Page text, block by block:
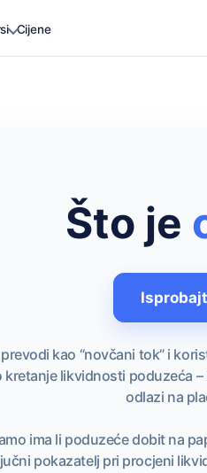
Cijene
Što je
kao “novčani tok” i
kretanje likvidnosti poduzeća
odlazi na
ima li poduzeće dobit na
pokazatelj pri procjeni